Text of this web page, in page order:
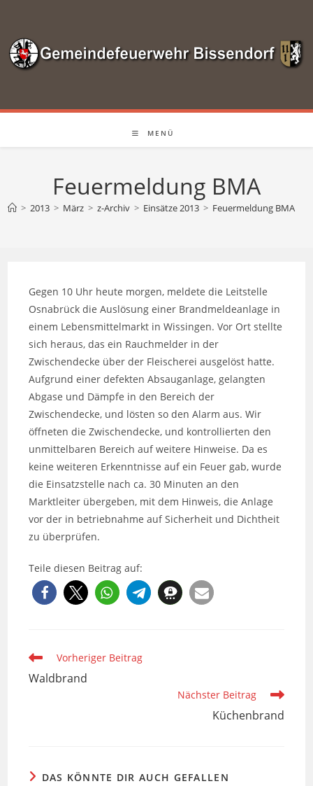
springen
MENÜ
Feuermeldung BMA
> 2013 > März > z-Archiv > Einsätze 2013 > Feuermeldung BMA
Gegen 10 Uhr heute morgen, meldete die Leitstelle
Osnabrück die Auslösung einer Brandmeldeanlage in
einem Lebensmittelmarkt in Wissingen. Vor Ort stellte
sich heraus, das ein Rauchmelder in der
Zwischendecke über der Fleischerei ausgelöst hatte.
Aufgrund einer defekten Absauganlage, gelangten
Abgase und Dämpfe in den Bereich der
Zwischendecke, und lösten so den Alarm aus. Wir
öffneten die Zwischendecke, und kontrollierten den
unmittelbaren Bereich auf weitere Hinweise. Da es
keine weiteren Erkenntnisse auf ein Feuer gab, wurde
die Einsatzstelle nach ca. 30 Minuten an den
Marktleiter übergeben, mit dem Hinweis, die Anlage
vor der in betriebnahme auf Sicherheit und Dichtheit
zu überprüfen.
Teile diesen Beitrag auf:
Weitere
Artikel
ansehen
Vorheriger Beitrag
Waldbrand
Nächster Beitrag
Küchenbrand
DAS KÖNNTE DIR AUCH GEFALLEN